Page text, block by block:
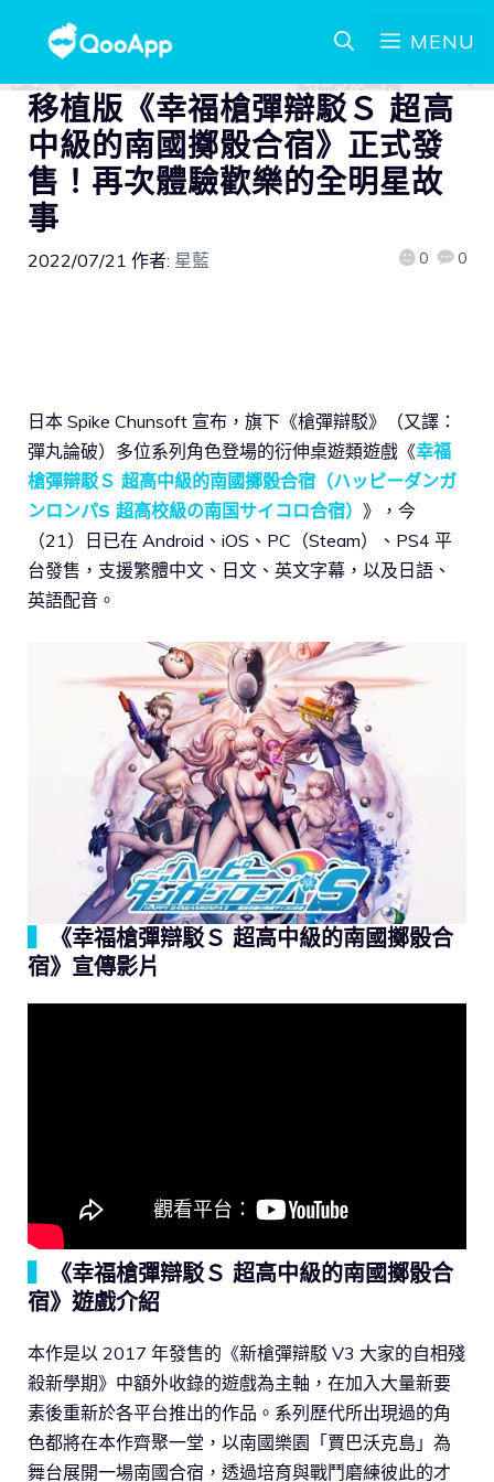
MENU
移植版《幸福槍彈辯駁Ｓ 超高
中級的南國擲骰合宿》正式發
售！再次體驗歡樂的全明星故
事
2022/07/21 作者: 星藍 0 0
日本 Spike Chunsoft 宣布，旗下《槍彈辯駁》（又譯：
彈丸論破）多位系列角色登場的衍伸桌遊類遊戲《幸福
槍彈辯駁Ｓ 超高中級的南國擲骰合宿（ハッピーダンガ
ンロンパS 超高校級の南国サイコロ合宿） 》，今
（21）日已在 Android、iOS、PC（Steam）、PS4 平
台發售，支援繁體中文、日文、英文字幕，以及日語、
英語配音。
《幸福槍彈辯駁Ｓ 超高中級的南國擲骰合
宿》宣傳影片
《幸福槍彈辯駁Ｓ 超高中級的南國擲骰合
宿》遊戲介紹
本作是以 2017 年發售的《新槍彈辯駁 V3 大家的自相殘
殺新學期》中額外收錄的遊戲為主軸，在加入大量新要
素後重新於各平台推出的作品。系列歷代所出現過的角
色都將在本作齊聚一堂，以南國樂園「賈巴沃克島」為
舞台展開一場南國合宿，透過培育與戰鬥磨練彼此的才